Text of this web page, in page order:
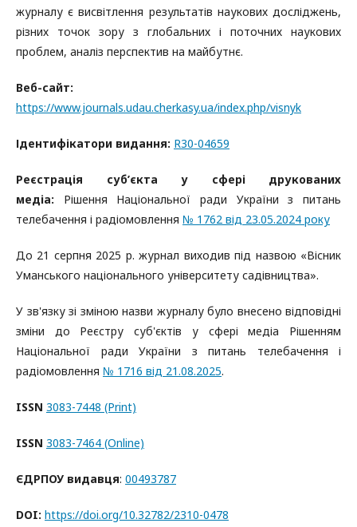
журналу є висвітлення результатів наукових досліджень,
різних точок зору з глобальних і поточних наукових
проблем, аналіз перспектив на майбутнє.
Веб-сайт:
https://www.journals.udau.cherkasy.ua/index.php/visnyk
Ідентифікатори видання: R30-04659
Реєстрація суб’єкта у сфері друкованих
медіа: Рішення Національної ради України з питань
телебачення і радіомовлення № 1762 від 23.05.2024 року
До 21 серпня 2025 р. журнал виходив під назвою «Вісник
Уманського національного університету садівництва».
У зв'язку зі зміною назви журналу було внесено відповідні
зміни до Реєстру суб'єктів у сфері медіа Рішенням
Національної ради України з питань телебачення і
радіомовлення № 1716 від 21.08.2025.
ISSN 3083-7448 (Print)
ISSN 3083-7464 (Online)
ЄДРПОУ видавця: 00493787
DOI: https://doi.org/10.32782/2310-0478